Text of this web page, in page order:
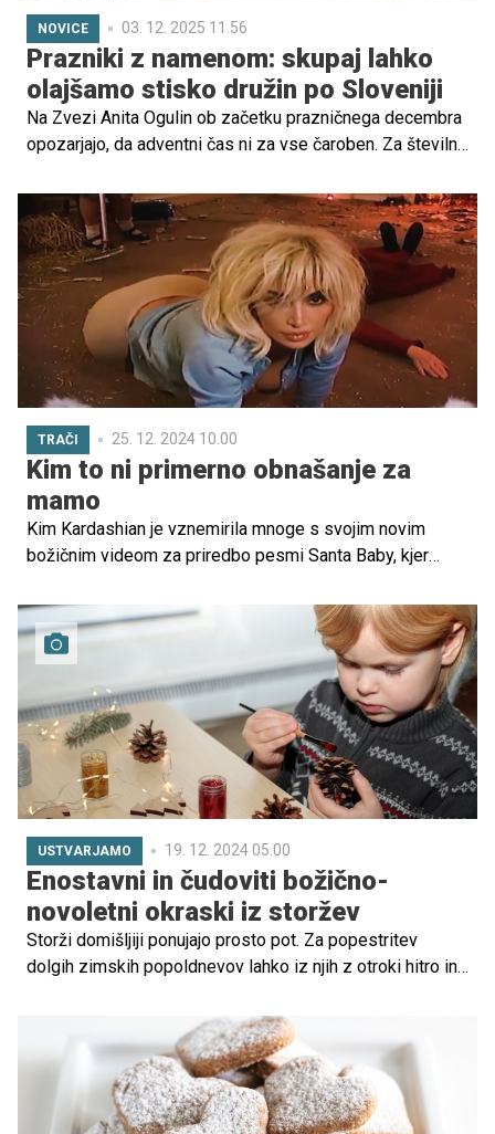
NOVICE 03. 12. 2025 11.56
Prazniki z namenom: skupaj lahko
olajšamo stisko družin po Sloveniji
Na Zvezi Anita Ogulin ob začetku prazničnega decembra
opozarjajo, da adventni čas ni za vse čaroben. Za številne
spremljajo skrbi, tesnoba in osamljenost. Zato bodo
praznike družinam v stiski polepšali s prazničnimi
prehranskimi paketi, otroke peljali na božični in novoletni
tabor, družine odpeljali na izlet ter poskrbeli, da bodo
otroci deležni tudi darilc.
TRAČI 25. 12. 2024 10.00
Kim to ni primerno obnašanje za
mamo
Kim Kardashian je vznemirila mnoge s svojim novim
božičnim videom za priredbo pesmi Santa Baby, kjer
se pojavljajo kaotični, verski in surrealni posnetki. Kljub
podpori nekaterih oboževalcev mnogi menijo, da takšna
vsebina ni primerna za mamico.
USTVARJAMO 19. 12. 2024 05.00
Enostavni in čudoviti božično-
novoletni okraski iz storžev
Storži domišljiji ponujajo prosto pot. Za popestritev
dolgih zimskih popoldnevov lahko iz njih z otroki hitro in
okraske za lepši in veseli decembrski dom ali za
obdarovanje babic in dedkov, stricev in tet, vzgojiteljic in
učiteljic ter drugih otroku bližnjih.